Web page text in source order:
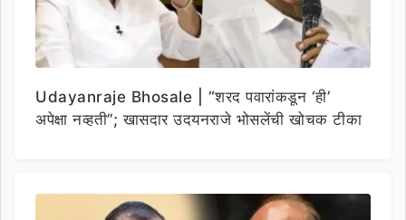
Udayanraje Bhosale | “शरद पवारांकडून ‘ही’
अपेक्षा नव्हती”; खासदार उदयनराजे भोसलेंची खोचक टीका